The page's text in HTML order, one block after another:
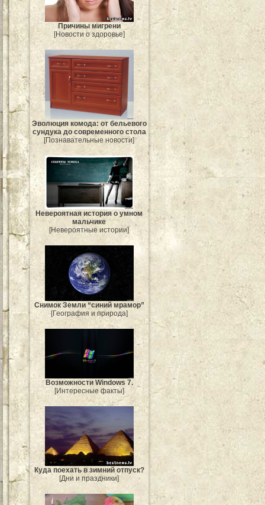
Причины мигрени
[Новости о здоровье]
Эволюция комода: от бельевого
сундука до современного стола
[Познавательные новости]
Невероятная история о умном
мальчике
[Невероятные истории]
Снимок Земли “синий мрамор”
[География и природа]
Возможности Windows 7.
[Интересные факты]
Куда поехать в зимний отпуск?
[Дни и праздники]